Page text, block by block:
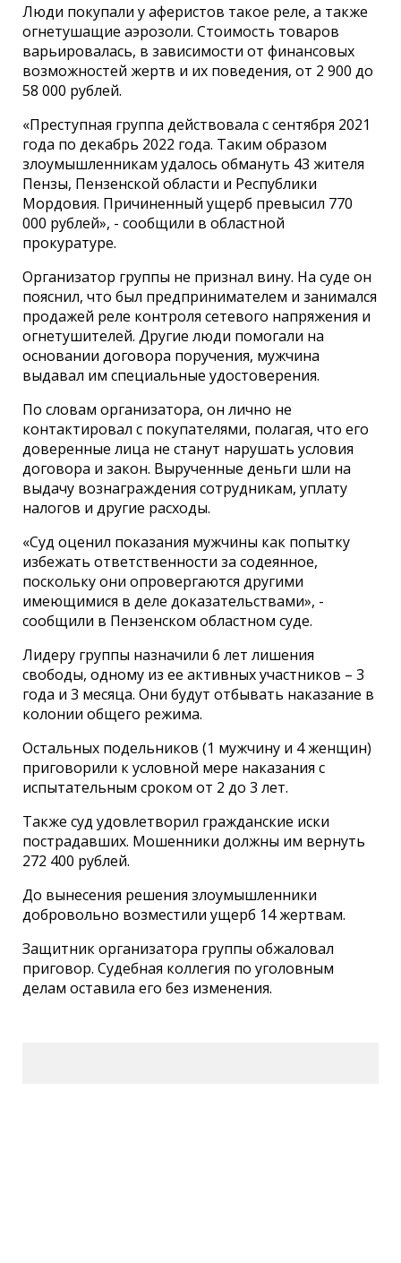
Люди покупали у аферистов такое реле, а также
огнетушащие аэрозоли. Стоимость товаров
варьировалась, в зависимости от финансовых
возможностей жертв и их поведения, от 2 900 до
58 000 рублей.
«Преступная группа действовала с сентября 2021
года по декабрь 2022 года. Таким образом
злоумышленникам удалось обмануть 43 жителя
Пензы, Пензенской области и Республики
Мордовия. Причиненный ущерб превысил 770
000 рублей», - сообщили в областной
прокуратуре.
Организатор группы не признал вину. На суде он
пояснил, что был предпринимателем и занимался
продажей реле контроля сетевого напряжения и
огнетушителей. Другие люди помогали на
основании договора поручения, мужчина
выдавал им специальные удостоверения.
По словам организатора, он лично не
контактировал с покупателями, полагая, что его
доверенные лица не станут нарушать условия
договора и закон. Вырученные деньги шли на
выдачу вознаграждения сотрудникам, уплату
налогов и другие расходы.
«Суд оценил показания мужчины как попытку
избежать ответственности за содеянное,
поскольку они опровергаются другими
имеющимися в деле доказательствами», -
сообщили в Пензенском областном суде.
Лидеру группы назначили 6 лет лишения
свободы, одному из ее активных участников – 3
года и 3 месяца. Они будут отбывать наказание в
колонии общего режима.
Остальных подельников (1 мужчину и 4 женщин)
приговорили к условной мере наказания с
испытательным сроком от 2 до 3 лет.
Также суд удовлетворил гражданские иски
пострадавших. Мошенники должны им вернуть
272 400 рублей.
До вынесения решения злоумышленники
добровольно возместили ущерб 14 жертвам.
Защитник организатора группы обжаловал
приговор. Судебная коллегия по уголовным
делам оставила его без изменения.